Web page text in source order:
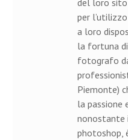
del loro
per
a loro
la fortuna
fotografo
Piemonte)
la passione
nonostante
photoshop,